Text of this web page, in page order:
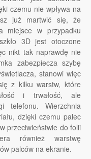
czemu nie wpływa na
już martwić się, że
w przypadku
3D jest otoczone
nikt tak naprawdę nie
zabezpiecza szybę
stanowi więc
z kilku warstw, które
i trwałość, ale
telefonu. Wierzchnia
dzięki czemu palec
przeciwieństwie do folii
również warstwę
palców na ekranie.